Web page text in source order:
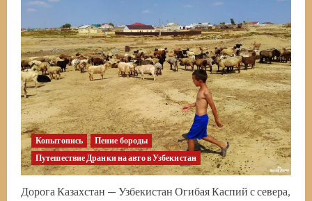
Пустыннодорожно-
таможенная
Копытопись
Пение бороды
Путешествие Дранки на авто в Узбекистан
Дорога Казахстан — Узбекистан Огибая Каспий с севера,